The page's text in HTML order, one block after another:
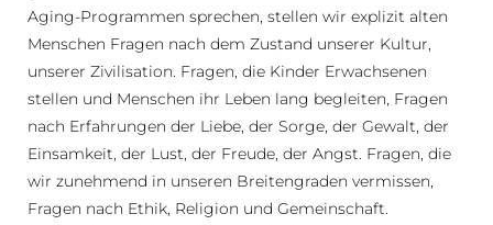
Aging-Programmen sprechen, stellen wir explizit alten
Menschen Fragen nach dem Zustand unserer Kultur,
unserer Zivilisation. Fragen, die Kinder Erwachsenen
stellen und Menschen ihr Leben lang begleiten, Fragen
nach Erfahrungen der Liebe, der Sorge, der Gewalt, der
Einsamkeit, der Lust, der Freude, der Angst. Fragen, die
wir zunehmend in unseren Breitengraden vermissen,
Fragen nach Ethik, Religion und Gemeinschaft.